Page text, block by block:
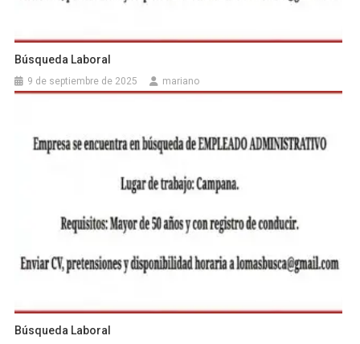
Búsqueda Laboral
9 de septiembre de 2025 mariano
Búsqueda Laboral